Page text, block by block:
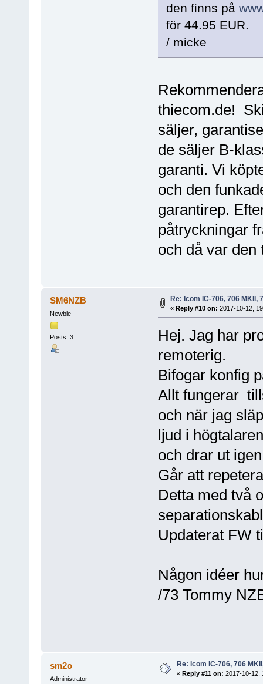
den finns på
för 44.95 EUR.
/ micke
thiecom.de!
säljer,
de säljer B-
garanti. Vi
och den
garantirep.
påtryckningar
och då var den
SM6NZB
Newbie
Posts: 3
Re: Icom IC-706, 706 MKII,
« Reply #10 on: 2017-10-12,
Hej. Jag har
remoterig.
Bifogar konfig
Allt fungerar
och när jag
ljud i
och drar ut
Går att
Detta med två
Updaterat FW
Någon idéer
/73 Tommy
sm2o
Administrator
Re: Icom IC-706, 706
« Reply #11 on: 2017-10-12,